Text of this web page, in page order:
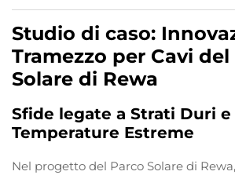
Studio di caso:
Tramezzo per Cavi del
Solare di Rewa
Sfide legate a Strati Duri e
Temperature Estreme
Nel progetto del Parco Solare di